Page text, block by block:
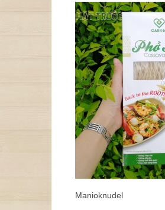
Manioknudel